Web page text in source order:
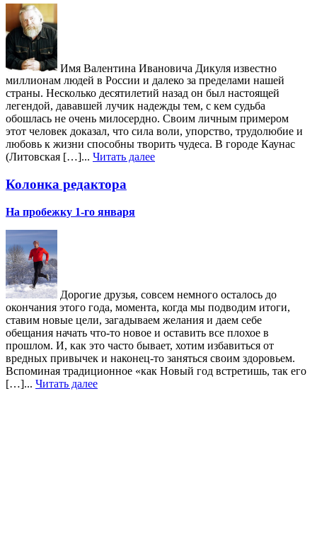
Имя Валентина Ивановича Дикуля известно
миллионам людей в России и далеко за пределами нашей
страны. Несколько десятилетий назад он был настоящей
легендой, дававшей лучик надежды тем, с кем судьба
обошлась не очень милосердно. Своим личным примером
этот человек доказал, что сила воли, упорство, трудолюбие и
любовь к жизни способны творить чудеса. В городе Каунас
(Литовская […]... Читать далее
Колонка редактора
На пробежку 1-го января
Дорогие друзья, совсем немного осталось до
окончания этого года, момента, когда мы подводим итоги,
ставим новые цели, загадываем желания и даем себе
обещания начать что-то новое и оставить все плохое в
прошлом. И, как это часто бывает, хотим избавиться от
вредных привычек и наконец-то заняться своим здоровьем.
Вспоминая традиционное «как Новый год встретишь, так его
[…]... Читать далее